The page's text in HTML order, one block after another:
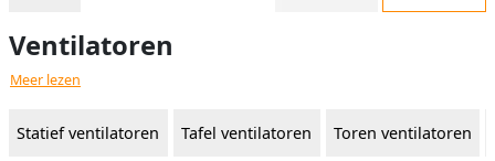
Ventilatoren
Meer lezen
Statief ventilatoren Tafel ventilatoren Toren ventilatoren